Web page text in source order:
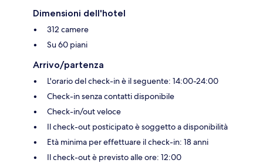
Dimensioni dell'hotel
312 camere
Su 60 piani
Arrivo/partenza
L'orario del check-in è il seguente: 14:00-24:00
Check-in senza contatti disponibile
Check-in/out veloce
Il check-out posticipato è soggetto a disponibilità
Età minima per effettuare il check-in: 18 anni
Il check-out è previsto alle ore: 12:00